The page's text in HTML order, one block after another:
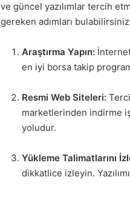
ve güncel yazılımlar tercih
gereken adımları
Araştırma Yapın:
en iyi borsa takip
Resmi Web Siteleri:
marketlerinden indirme
yoludur.
Yükleme Talimatlarını
dikkatlice izleyin.